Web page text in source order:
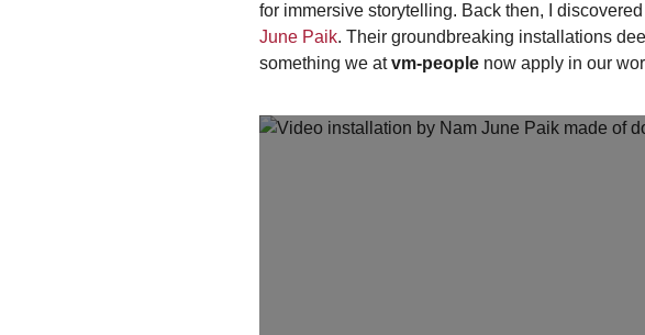
for immersive storytelling. Back then, I
June Paik. Their groundbreaking installations
something we atvm-people now apply in our